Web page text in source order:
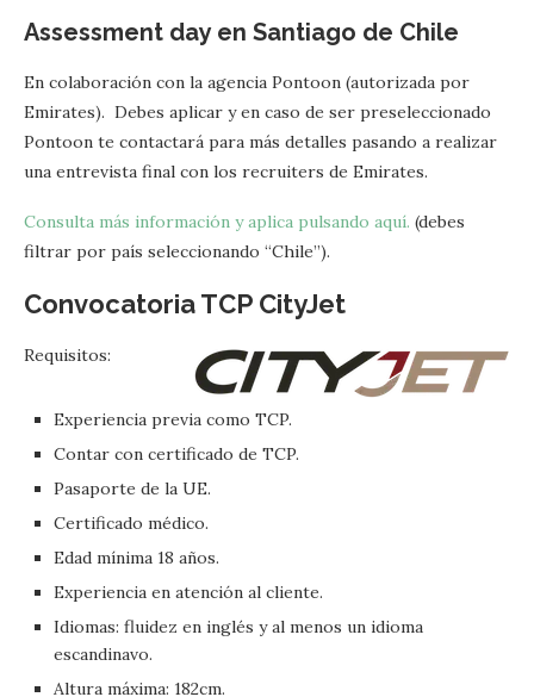
Assessment day en Santiago de Chile
En colaboración con la agencia Pontoon (autorizada por
Emirates). Debes aplicar y en caso de ser preseleccionado
Pontoon te contactará para más detalles pasando a realizar
una entrevista final con los recruiters de Emirates.
Consulta más información y aplica pulsando aquí. (debes
filtrar por país seleccionando “Chile”).
Convocatoria TCP CityJet
Requisitos:
Experiencia previa como TCP.
Contar con certificado de TCP.
Pasaporte de la UE.
Certificado médico.
Edad mínima 18 años.
Experiencia en atención al cliente.
Idiomas: fluidez en inglés y al menos un idioma
escandinavo.
Altura máxima: 182cm.